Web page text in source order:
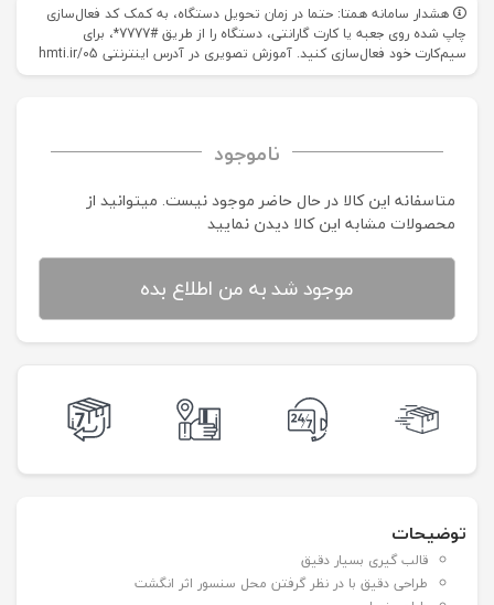
هشدار سامانه همتا: حتما در زمان تحویل دستگاه، به کمک کد فعال‌سازی
چاپ شده روی جعبه یا کارت گارانتی، دستگاه را از طریق #7777*، برای
سیم‌کارت خود فعال‌سازی کنید. آموزش تصویری در آدرس اینترنتی hmti.ir/05
ناموجود
متاسفانه این کالا در حال حاضر موجود نیست. می‍توانید از
محصولات مشابه این کالا دیدن نمایید
موجود شد به من اطلاع بده
توضیحات
قالب گیری بسیار دقیق
طراحی دقیق با در نظر گرفتن محل سنسور اثر انگشت